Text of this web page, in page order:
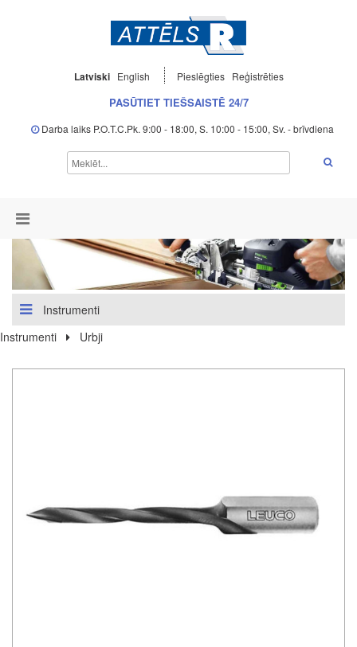
Latviski English Pieslēgties Reģistrēties
PASŪTIET TIEŠSAISTĒ 24/7
Darba laiks P.O.T.C.Pk. 9:00 - 18:00, S. 10:00 - 15:00, Sv. - brīvdiena
Instrumenti
Instrumenti
Urbji